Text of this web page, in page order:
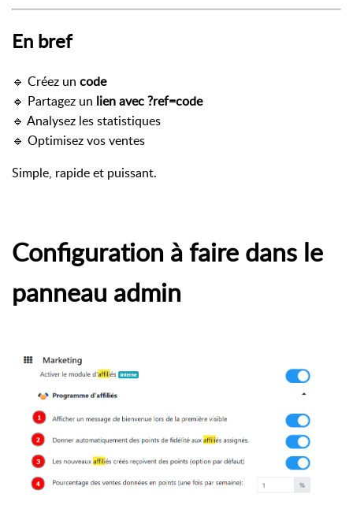
En bref
🔹 Créez un code
🔹 Partagez un lien avec ?ref=code
🔹 Analysez les statistiques
🔹 Optimisez vos ventes
Simple, rapide et puissant.
Configuration à faire dans le
panneau admin